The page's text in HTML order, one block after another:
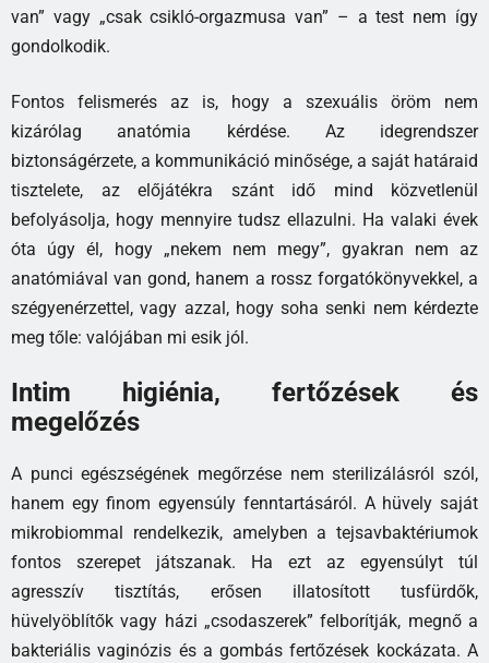
van” vagy „csak csikló-orgazmusa van” – a test nem így
gondolkodik.
Fontos felismerés az is, hogy a szexuális öröm nem
kizárólag anatómia kérdése. Az idegrendszer
biztonságérzete, a kommunikáció minősége, a saját határaid
tisztelete, az előjátékra szánt idő mind közvetlenül
befolyásolja, hogy mennyire tudsz ellazulni. Ha valaki évek
óta úgy él, hogy „nekem nem megy”, gyakran nem az
anatómiával van gond, hanem a rossz forgatókönyvekkel, a
szégyenérzettel, vagy azzal, hogy soha senki nem kérdezte
meg tőle: valójában mi esik jól.
Intim higiénia, fertőzések és
megelőzés
A punci egészségének megőrzése nem sterilizálásról szól,
hanem egy finom egyensúly fenntartásáról. A hüvely saját
mikrobiommal rendelkezik, amelyben a tejsavbaktériumok
fontos szerepet játszanak. Ha ezt az egyensúlyt túl
agresszív tisztítás, erősen illatosított tusfürdők,
hüvelyöblítők vagy házi „csodaszerek” felborítják, megnő a
bakteriális vaginózis és a gombás fertőzések kockázata. A